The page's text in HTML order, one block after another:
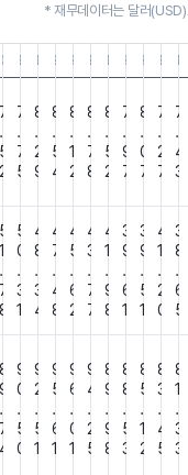
* 재무데이터는 달러
20.05.31
20.02.2919.11.3019.08.3119.05.31
19.02.2818.11.3018.08.3118.05.31
7
.
5
2
7
.
7
5
8
.
2
9
8
.
5
4
8
.
1
2
8
.
7
8
8
.
5
2
7
.
9
7
8
.
0
7
7
.
2
7
7
.
4
3
5
1
.
7
8
5
0
.
3
1
4
8
.
3
4
4
7
.
4
8
4
5
.
6
2
4
3
.
7
7
4
1
.
9
8
3
9
.
6
1
3
9
.
5
1
4
1
.
2
0
3
8
.
6
5
8
9
.
7
4
9
0
.
5
0
9
2
.
5
1
9
5
.
6
1
9
6
.
0
1
9
4
.
2
5
8
9
.
9
8
8
8
.
5
3
8
5
.
1
2
8
3
.
4
5
8
1
.
3
3